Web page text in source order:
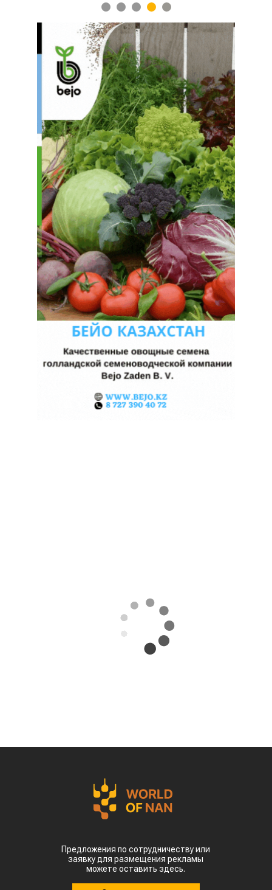
1 2 3 4 5
Предложения по сотрудничеству или
заявку для размещения рекламы
можете оставить здесь.